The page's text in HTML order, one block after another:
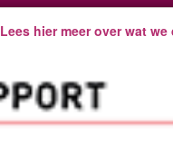
Lees hier meer over wat we